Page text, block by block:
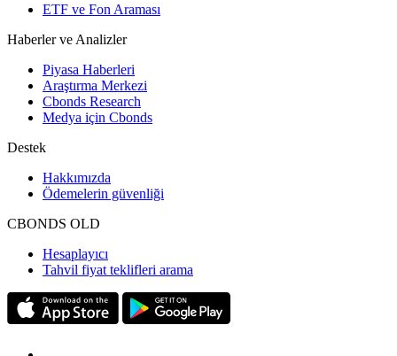
ETF ve Fon Araması
Haberler ve Analizler
Piyasa Haberleri
Araştırma Merkezi
Cbonds Research
Medya için Cbonds
Destek
Hakkımızda
Ödemelerin güvenliği
CBONDS OLD
Hesaplayıcı
Tahvil fiyat teklifleri arama